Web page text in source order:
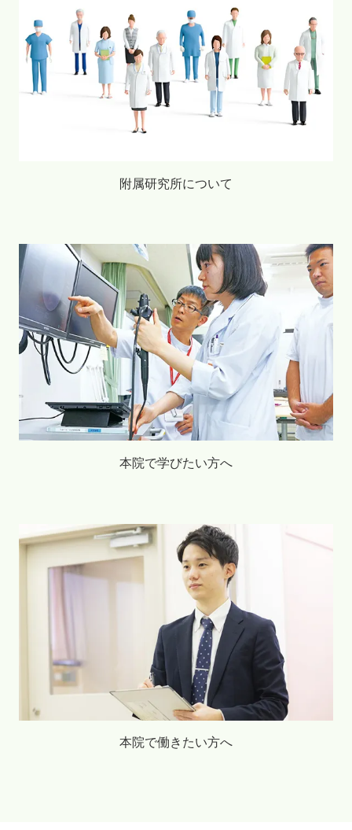
附属研究所について
本院で学びたい方へ
本院で働きたい方へ